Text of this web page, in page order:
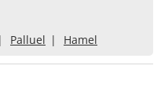
Palluel Hamel